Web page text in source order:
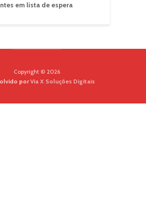
em lista de espera
Copyright © 2026
porVia X Soluções Digitais